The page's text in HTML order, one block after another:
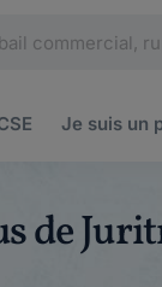
Je suis un
de